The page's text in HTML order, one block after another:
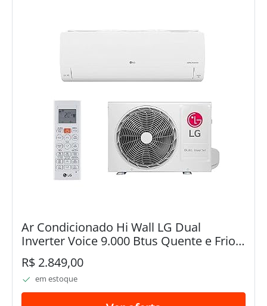
Ar Condicionado Hi Wall LG Dual
Inverter Voice 9.000 Btus Quente e Frio
220v R-32
R$ 2.849,00
em estoque